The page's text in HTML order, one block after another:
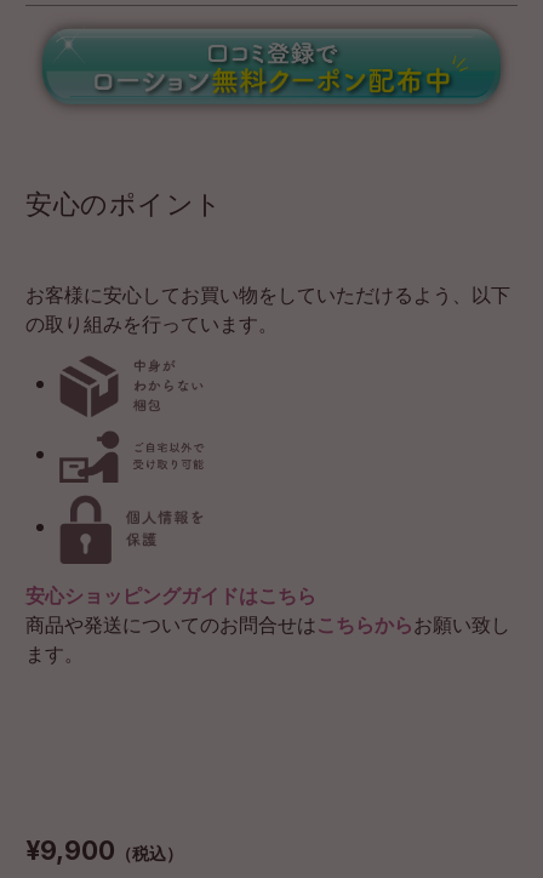
安心のポイント
お客様に安心してお買い物をしていただけるよう、以下
の取り組みを行っています。
安心ショッピングガイドはこちら
商品や発送についてのお問合せはこちらからお願い致し
ます。
¥9,900 （税込）